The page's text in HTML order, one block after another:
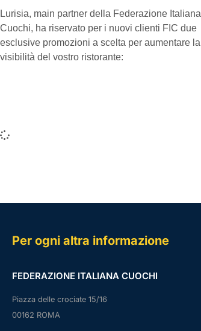
Lurisia, main partner della Federazione Italiana
Cuochi, ha riservato per i nuovi clienti FIC due
esclusive promozioni a scelta per aumentare la
visibilità del vostro ristorante:
Per ogni altra informazione
FEDERAZIONE ITALIANA CUOCHI
Piazza delle crociate 15/16
00162 ROMA